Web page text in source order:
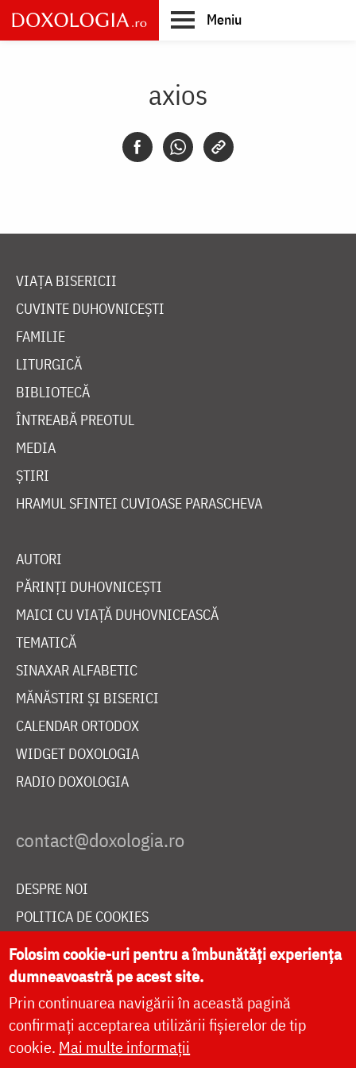
Skip
to
main
Meniu
axios
VIAȚA BISERICII
CUVINTE DUHOVNICEȘTI
FAMILIE
LITURGICĂ
BIBLIOTECĂ
ÎNTREABĂ PREOTUL
MEDIA
ȘTIRI
HRAMUL SFINTEI CUVIOASE PARASCHEVA
AUTORI
PĂRINȚI DUHOVNICEȘTI
MAICI CU VIAȚĂ DUHOVNICEASCĂ
TEMATICĂ
SINAXAR ALFABETIC
MĂNĂSTIRI ȘI BISERICI
CALENDAR ORTODOX
WIDGET DOXOLOGIA
RADIO DOXOLOGIA
DESPRE NOI
POLITICA DE COOKIES
DONEAZĂ ONLINE PENTRU CATEDRALA NAȚIONALĂ
LIVE
Folosim cookie-uri pentru a îmbunătăți experiența
dumneavoastră pe acest site.
Prin continuarea navigării în această pagină
confirmați acceptarea utilizării fișierelor de tip
cookie. Mai multe informații